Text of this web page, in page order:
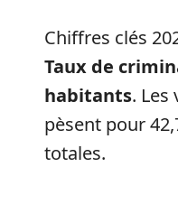
Chiffres clés
Taux de
habitants. Les
pèsent pour
totales.